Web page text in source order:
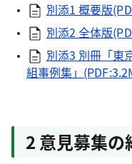
別添1 概要版
別添2 全体版
別添3 別冊「東
組事例集」
2 意見募集の